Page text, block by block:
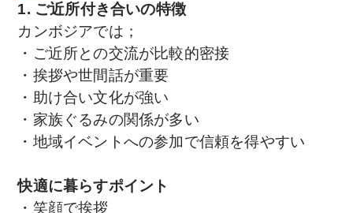
1. ご近所付き合いの特徴
カンボジアでは；
・ご近所との交流が比較的密接
・挨拶や世間話が重要
・助け合い文化が強い
・家族ぐるみの関係が多い
・地域イベントへの参加で信頼を得やすい
快適に暮らすポイント
・笑顔で挨拶